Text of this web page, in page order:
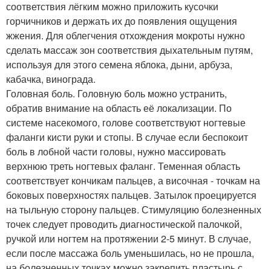
соответствия лёгким можно приложить кусочки
горчичников и держать их до появления ощущения
жжения. Для облегчения отхождения мокроты нужно
сделать массаж зон соответствия дыхательным путям,
используя для этого семена яблока, дыни, арбуза,
кабачка, винограда.
Головная боль. Головную боль можно устранить,
обратив внимание на область её локализации. По
системе насекомого, голове соответствуют ногтевые
фаланги кисти руки и стопы. В случае если беспокоит
боль в лобной части головы, нужно массировать
верхнюю треть ногтевых фаланг. Теменная область
соответствует кончикам пальцев, а височная - точкам на
боковых поверхностях пальцев. Затылок проецируется
на тыльную сторону пальцев. Стимуляцию болезненных
точек следует проводить диагностической палочкой,
ручкой или ногтем на протяжении 2-5 минут. В случае,
если после массажа боль уменьшилась, но не прошла,